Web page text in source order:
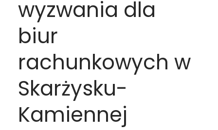
wyzwania dla
biur
rachunkowych w
Skarżysku-
Kamiennej